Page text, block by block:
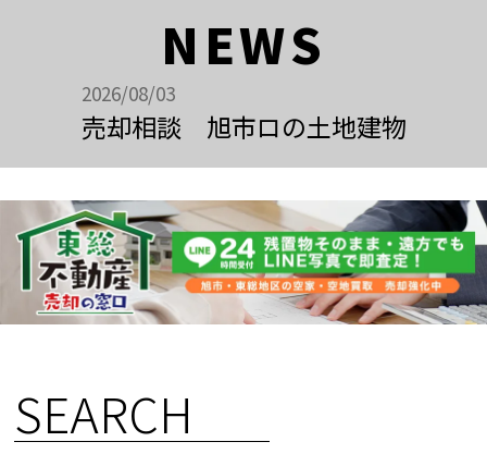
NEWS
2026/08/03
売却相談 旭市ロの土地建物
SEARCH